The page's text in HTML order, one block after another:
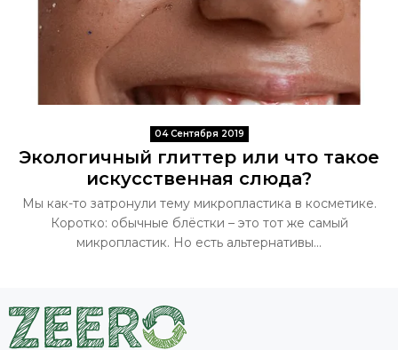
04 Сентября 2019
Экологичный глиттер или что такое
искусственная слюда?
Мы как-то затронули тему микропластика в косметике.
Коротко: обычные блёстки – это тот же самый
микропластик. Но есть альтернативы...